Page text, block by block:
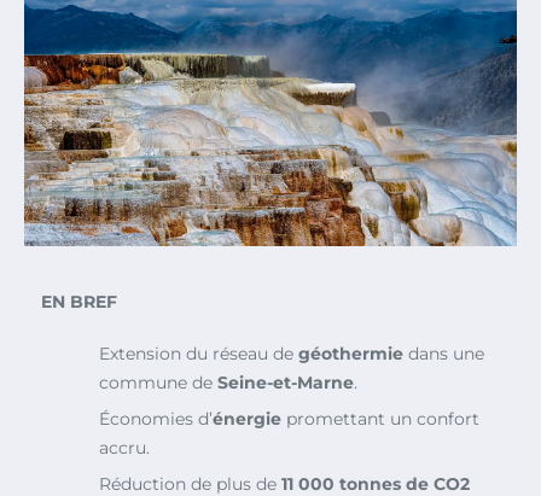
EN BREF
Extension du réseau de géothermie dans une
commune de Seine-et-Marne.
Économies d’énergie promettant un confort
accru.
Réduction de plus de 11 000 tonnes de CO2